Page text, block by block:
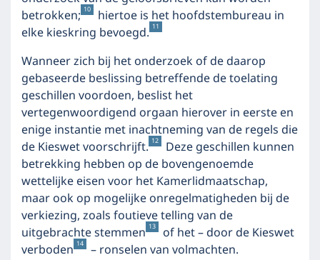
betrokken; 10
hiertoe is het hoofdstembureau in
elke kieskring bevoegd. 11
Wanneer zich bij het onderzoek of de daarop
gebaseerde beslissing betreffende de toelating
geschillen voordoen, beslist het
vertegenwoordigend orgaan hierover in eerste en
enige instantie met inachtneming van de regels die
de Kieswet voorschrijft. 12
Deze geschillen kunnen
betrekking hebben op de bovengenoemde
wettelijke eisen voor het Kamerlidmaatschap,
maar ook op mogelijke onregelmatigheden bij de
verkiezing, zoals foutieve telling van de
uitgebrachte stemmen 13
of het – door de Kieswet
verboden 14 – ronselen van volmachten.